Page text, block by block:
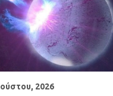
2026